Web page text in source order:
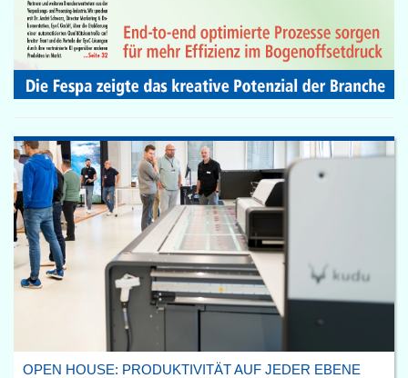
OPEN HOUSE: PRODUKTIVITÄT AUF JEDER EBENE